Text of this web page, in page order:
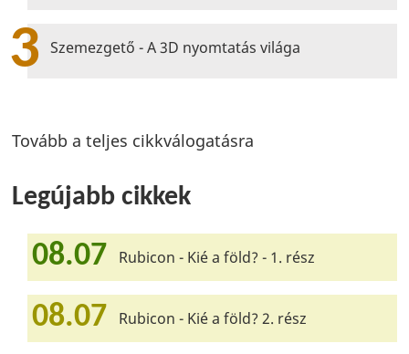
3
Szemezgető - A 3D nyomtatás világa
Tovább a teljes cikkválogatásra
Legújabb cikkek
08.07 Rubicon - Kié a föld? - 1. rész
08.07 Rubicon - Kié a föld? 2. rész